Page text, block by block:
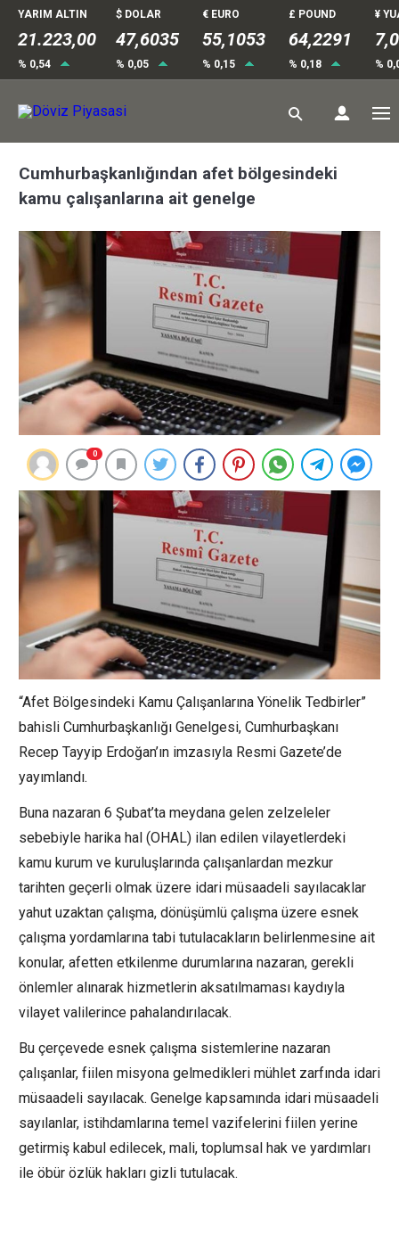
YARIM ALTIN
21.223,00
% 0,54
$ DOLAR
47,6035
% 0,05
€ EURO
55,1052
% 0,15
£ POUND
64,2291
% 0,18
¥
%
Cumhurbaşkanlığından afet bölgesindeki
kamu çalışanlarına ait genelge
0
“Afet Bölgesindeki Kamu Çalışanlarına Yönelik Tedbirler”
bahisli Cumhurbaşkanlığı Genelgesi, Cumhurbaşkanı
Recep Tayyip Erdoğan’ın imzasıyla Resmi Gazete’de
yayımlandı.
Buna nazaran 6 Şubat’ta meydana gelen zelzeleler
sebebiyle harika hal (OHAL) ilan edilen vilayetlerdeki
kamu kurum ve kuruluşlarında çalışanlardan mezkur
tarihten geçerli olmak üzere idari müsaadeli sayılacaklar
yahut uzaktan çalışma, dönüşümlü çalışma üzere esnek
çalışma yordamlarına tabi tutulacakların belirlenmesine ait
konular, afetten etkilenme durumlarına nazaran, gerekli
önlemler alınarak hizmetlerin aksatılmaması kaydıyla
vilayet valilerince pahalandırılacak.
Bu çerçevede esnek çalışma sistemlerine nazaran
çalışanlar, fiilen misyona gelmedikleri mühlet zarfında idari
müsaadeli sayılacak. Genelge kapsamında idari müsaadeli
sayılanlar, istihdamlarına temel vazifelerini fiilen yerine
getirmiş kabul edilecek, mali, toplumsal hak ve yardımları
ile öbür özlük hakları gizli tutulacak.